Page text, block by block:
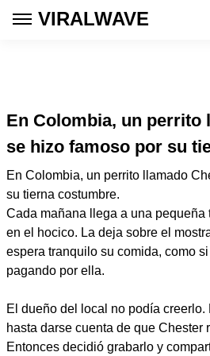
VIRALWAVE
En Colombia, un perrito
se hizo famoso por su
En Colombia, un perrito llamado
su tierna costumbre.
Cada mañana llega a una
en el hocico. La deja sobre el
espera tranquilo su comida, como
pagando por ella.
El dueño del local no podía
hasta darse cuenta de que Chester
Entonces decidió grabarlo y